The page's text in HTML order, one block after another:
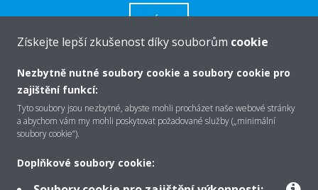
VÍCE
O společnosti Daikin
Řešení
Získejte lepší zkušenost díky souborům cookie
Nezbytně nutné soubory cookie a soubory cookie pro
zajištění funkcí:
Tyto soubory jsou nezbytné, abyste mohli procházet naše webové stránky
a abychom vám my mohli poskytovat požadované služby („minimální
soubory cookie“).
Doplňkové soubory cookie: